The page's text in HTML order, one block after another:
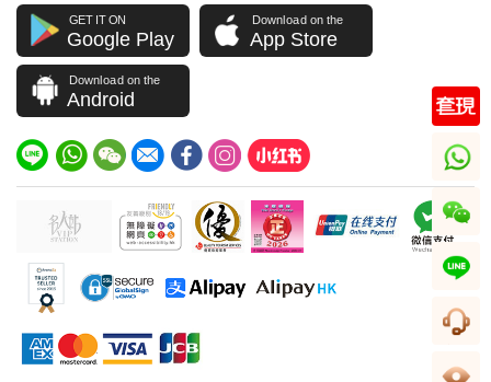
GET IT ON
Google Play
Download on the
App Store
Download on the
Android
whatsapp